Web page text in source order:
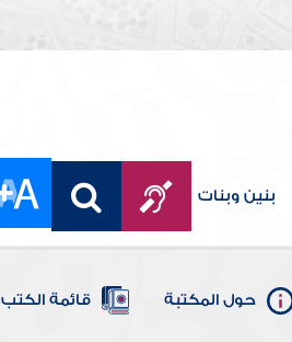
بنين وبنات
حول المكتبة قائمة الكتب